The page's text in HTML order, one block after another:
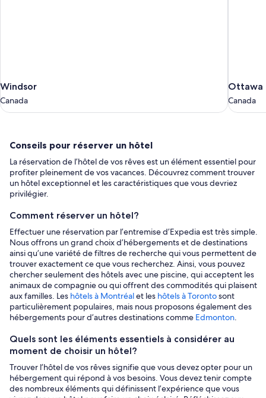
Windsor
Canada
Windsor
Canada
Ottawa
Canada
Ottawa
Canada
Conseils
réserver
un
hôtel
Conseils pour réserver un hôtel
La réservation de l’hôtel de vos rêves est un élément essentiel pour
profiter pleinement de vos vacances. Découvrez comment trouver
un hôtel exceptionnel et les caractéristiques que vous devriez
privilégier.
Comment réserver un hôtel?
Effectuer une réservation par l’entremise d’Expedia est très simple.
Nous offrons un grand choix d’hébergements et de destinations
ainsi qu’une variété de filtres de recherche qui vous permettent de
trouver exactement ce que vous recherchez. Ainsi, vous pouvez
chercher seulement des hôtels avec une piscine, qui acceptent les
animaux de compagnie ou qui offrent des commodités qui plaisent
aux familles. Les hôtels à Montréalet les hôtels à Torontosont
particulièrement populaires, mais nous proposons également des
hébergements pour d’autres destinations comme Edmonton.
Quels sont les éléments essentiels à considérer au
moment de choisir un hôtel?
Trouver l’hôtel de vos rêves signifie que vous devez opter pour un
hébergement qui répond à vos besoins. Vous devez tenir compte
des nombreux éléments qui définissent l’expérience que vous